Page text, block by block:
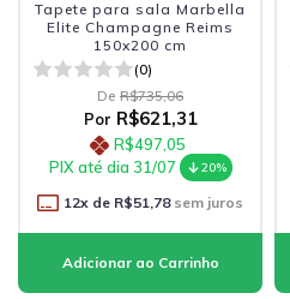
Tapete para sala Marbella
Elite Champagne Reims
150x200 cm
(0)
De R$735,06
Por R$621,31
R$497,05
PIX até dia 31/07
20%
12x de R$51,78sem juros